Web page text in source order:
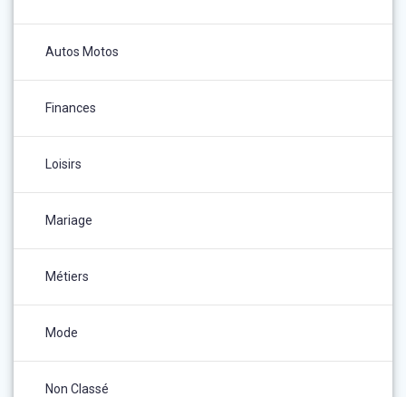
Autos Motos
Finances
Loisirs
Mariage
Métiers
Mode
Non Classé